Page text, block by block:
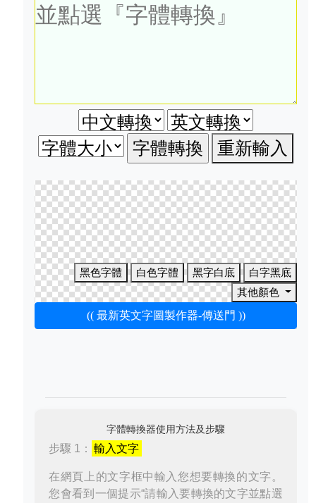
重新輸入
黑色字體 白色字體 黑字白底
白字黑底
其他顏色
(( 最新英文字圖製作器-傳送門 ))
字體轉換器使用方法及步驟
步驟 1： 輸入文字
在網頁上的文字框中輸入您想要轉換的文字。
您會看到一個提示“請輸入要轉換的文字並點選